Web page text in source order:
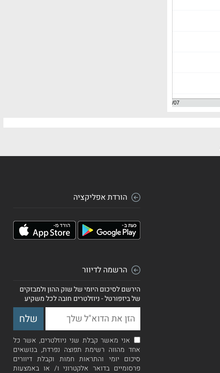
הורדת אפליקציה
הרשמה לדיוור
הירשם לסיכום היומי של שוק ההון ולמבזקים
של ביזפורטל - ניוזלטרים חובה לכל משקיע
אני מאשר קבלת שני ניוזלטרים, אשר כל
אחד מהווה רשימת תפוצה נפרדת, בנושאים
סיכום יומי והתראות חמות וקבלת דיוורים
פרסומיים בדואר אלקטרוני ו/ או באמצעות